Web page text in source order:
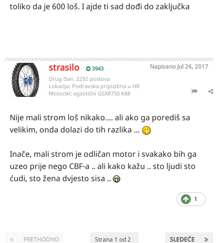
toliko da je 600 loš. I ajde ti sad dođi do zaključka
strasilo 3943 Napisano Jul 26, 2017
Drug član, 2292 postova
Lokacija: Podravska pripizdina u HR
Motocikl: egzotični GSXR750 K88
Nije mali strom loš nikako.... ali ako ga porediš sa
velikim, onda dolazi do tih razlika ...
Inače, mali strom je odličan motor i svakako bih ga
uzeo prije nego CBF-a .. ali kako kažu .. sto ljudi sto
ćudi, sto žena dvjesto sisa ..
1
PRETHODNO SLEDEĆE
Strana 1 od 2